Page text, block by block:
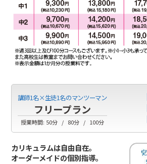
講師1名×生徒1名のマンツーマン
フリープラン
授業時間: 50分 80分 100分
カリキュラムは自由自在。
オーダーメイドの個別指導。